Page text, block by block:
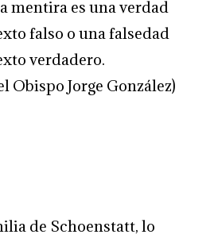
mentira es una verdad
falso o una falsedad
verdadero.
Obispo Jorge González)
de Schoenstatt, lo